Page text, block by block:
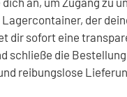
Lagercontainer, der
dir sofort eine
schließe die
reibungslose